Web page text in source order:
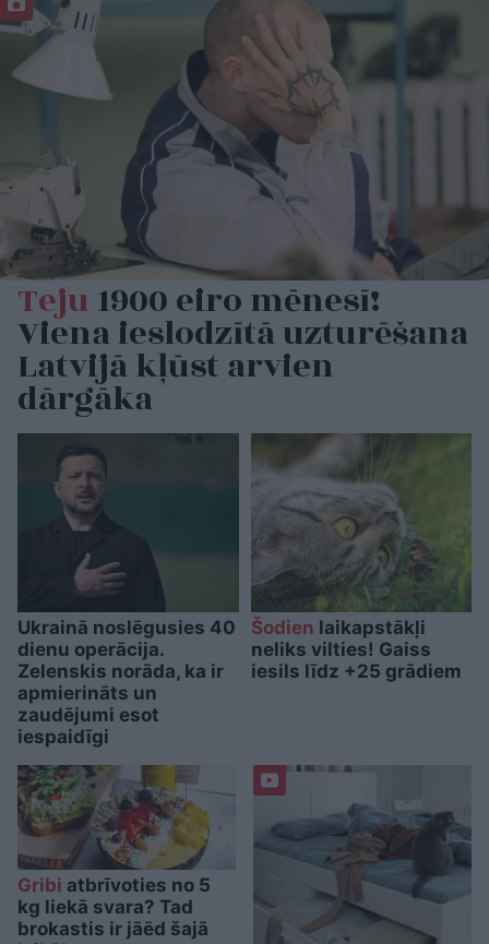
Teju1900 eiro mēnesī!
Viena ieslodzītā uzturēšana
Latvijā kļūst arvien
dārgāka
Ukrainā noslēgusies 40
dienu operācija.
Zelenskis norāda, ka ir
apmierināts un
zaudējumi esot
iespaidīgi
Šodien laikapstākļi
neliks vilties! Gaiss
iesils līdz +25 grādiem
Gribi atbrīvoties no 5
kg liekā svara? Tad
brokastis ir jāēd šajā